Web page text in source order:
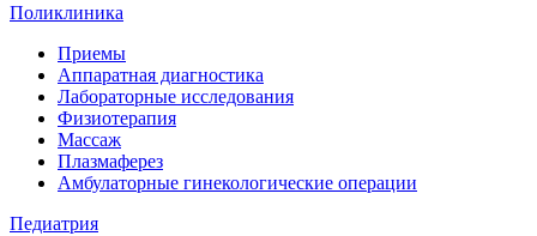
Поликлиника
Приемы
Аппаратная диагностика
Лабораторные исследования
Физиотерапия
Массаж
Плазмаферез
Амбулаторные гинекологические операции
Педиатрия